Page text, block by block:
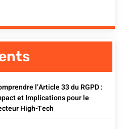
l’Article 33 du RGPD :
et Implications pour le
High-Tech